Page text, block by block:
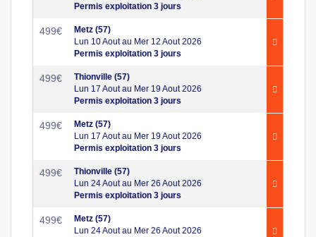
Permis exploitation 3 jours
499€
Metz (57)
Lun 10 Aout au Mer 12 Aout 2026
Permis exploitation 3 jours
499€
Thionville (57)
Lun 17 Aout au Mer 19 Aout 2026
Permis exploitation 3 jours
499€
Metz (57)
Lun 17 Aout au Mer 19 Aout 2026
Permis exploitation 3 jours
499€
Thionville (57)
Lun 24 Aout au Mer 26 Aout 2026
Permis exploitation 3 jours
499€
Metz (57)
Lun 24 Aout au Mer 26 Aout 2026